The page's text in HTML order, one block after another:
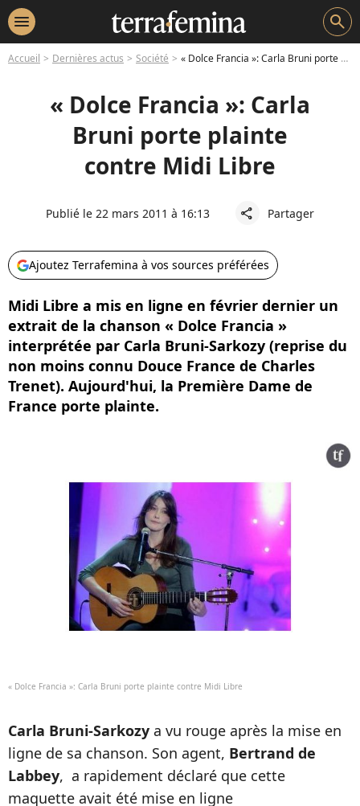
menu search
Accueil Dernières actus Société « Dolce Francia »: Carla Bruni porte plainte contre Midi Libre
« Dolce Francia »: Carla
Bruni porte plainte
contre Midi Libre
Publié le 22 mars 2011 à 16:13 share Partager
Ajoutez Terrafemina à vos sources préférées
Midi Libre a mis en ligne en février dernier un
extrait de la chanson « Dolce Francia »
interprétée par Carla Bruni-Sarkozy (reprise du
non moins connu Douce France de Charles
Trenet). Aujourd'hui, la Première Dame de
France porte plainte.
« Dolce Francia »: Carla Bruni porte plainte contre Midi Libre
Carla Bruni-Sarkozy a vu rouge après la mise en
ligne de sa chanson. Son agent, Bertrand de
Labbey, a rapidement déclaré que cette
maquette avait été mise en ligne